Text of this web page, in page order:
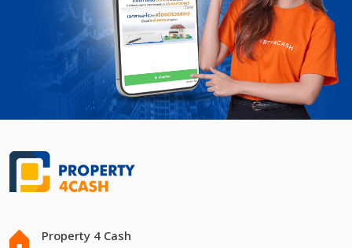
Property 4 Cash